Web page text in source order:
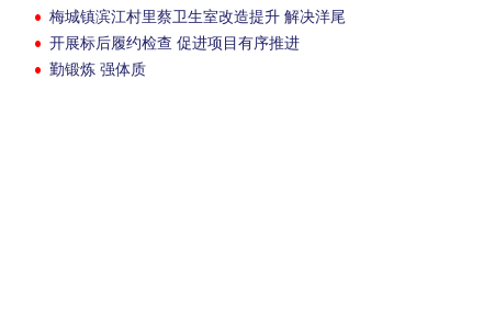
梅城镇滨江村里蔡卫生室改造提升 解决洋尾
片3700余村民就医难
开展标后履约检查 促进项目有序推进
勤锻炼 强体质